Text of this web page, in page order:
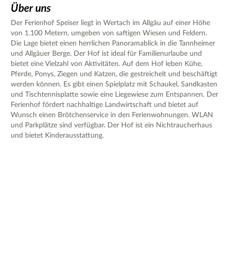
Über uns
Der Ferienhof Speiser liegt in Wertach im Allgäu auf einer Höhe
von 1.100 Metern, umgeben von saftigen Wiesen und Feldern.
Die Lage bietet einen herrlichen Panoramablick in die Tannheimer
und Allgäuer Berge. Der Hof ist ideal für Familienurlaube und
bietet eine Vielzahl von Aktivitäten. Auf dem Hof leben Kühe,
Pferde, Ponys, Ziegen und Katzen, die gestreichelt und beschäftigt
werden können. Es gibt einen Spielplatz mit Schaukel, Sandkasten
und Tischtennisplatte sowie eine Liegewiese zum Entspannen. Der
Ferienhof fördert nachhaltige Landwirtschaft und bietet auf
Wunsch einen Brötchenservice in den Ferienwohnungen. WLAN
und Parkplätze sind verfügbar. Der Hof ist ein Nichtraucherhaus
und bietet Kinderausstattung.